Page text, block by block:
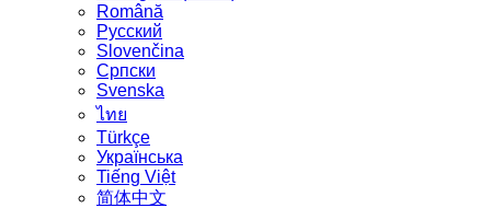
Română
Русский
Slovenčina
Српски
Svenska
ไทย
Türkçe
Українська
Tiếng Việt
简体中文